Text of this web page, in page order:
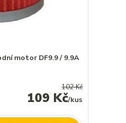
motor DF9.9 / 9.9A
102 Kč
109 Kč/kus